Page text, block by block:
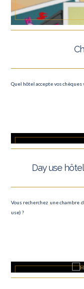
Quel hôtel accepte vos chèques
Day use
Vous recherchez une chambre
use) ?